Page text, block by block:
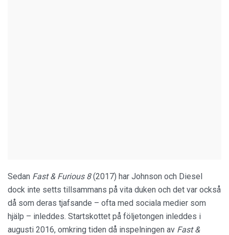
Sedan Fast & Furious 8(2017) har Johnson och Diesel
dock inte setts tillsammans på vita duken och det var också
då som deras tjafsande – ofta med sociala medier som
hjälp – inleddes. Startskottet på följetongen inleddes i
augusti 2016, omkring tiden då inspelningen av Fast &